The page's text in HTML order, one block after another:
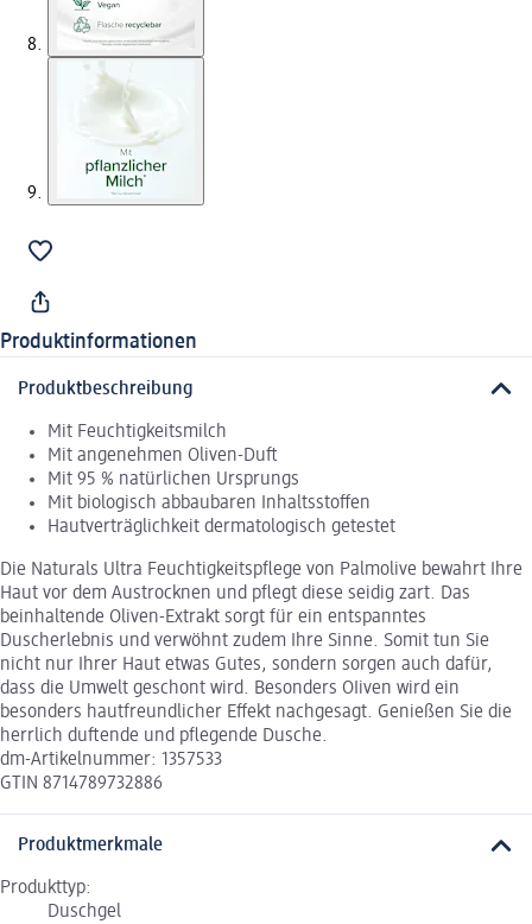
Produktinformationen
Produktbeschreibung
Mit Feuchtigkeitsmilch
Mit angenehmen Oliven-Duft
Mit 95 % natürlichen Ursprungs
Mit biologisch abbaubaren Inhaltsstoffen
Hautverträglichkeit dermatologisch getestet
Die Naturals Ultra Feuchtigkeitspflege von Palmolive bewahrt Ihre
Haut vor dem Austrocknen und pflegt diese seidig zart. Das
beinhaltende Oliven-Extrakt sorgt für ein entspanntes
Duscherlebnis und verwöhnt zudem Ihre Sinne. Somit tun Sie
nicht nur Ihrer Haut etwas Gutes, sondern sorgen auch dafür,
dass die Umwelt geschont wird. Besonders OIiven wird ein
besonders hautfreundlicher Effekt nachgesagt. Genießen Sie die
herrlich duftende und pflegende Dusche.
dm-Artikelnummer: 1357533
GTIN 8714789732886
Produktmerkmale
Produkttyp:
Duschgel